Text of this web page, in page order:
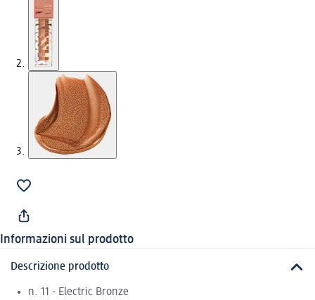
Informazioni sul prodotto
Descrizione prodotto
n. 11 - Electric Bronze